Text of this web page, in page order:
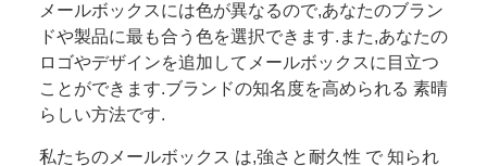
メールボックスには色が異なるので,あなたのブラン
ドや製品に最も合う色を選択できます.また,あなたの
ロゴやデザインを追加してメールボックスに目立つ
ことができます.ブランドの知名度を高められる 素晴
らしい方法です.
私たちのメールボックス は,強さと耐久性 で 知られ